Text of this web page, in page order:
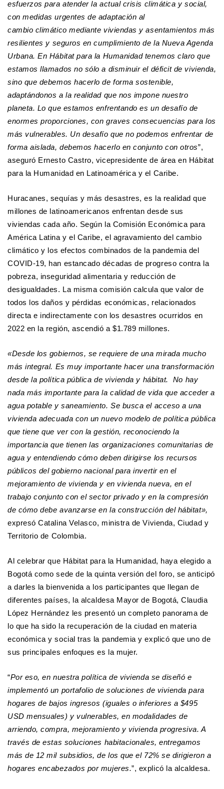
esfuerzos para atender la actual crisis climática y social,
con medidas urgentes de adaptación al
cambio climático mediante viviendas y asentamientos más
resilientes y seguros en cumplimiento de la Nueva Agenda
Urbana.​ En Hábitat para la Humanidad tenemos claro que
estamos llamados no sólo a disminuir el déficit de vivienda,
sino que debemos hacerlo de forma sostenible,
adaptándonos a la realidad que nos impone nuestro
planeta. Lo que estamos enfrentando es un desafío de
enormes proporciones, con graves consecuencias para los
más vulnerables. Un desafío que no podemos enfrentar de
forma aislada, debemos hacerlo en conjunto con otros”,
aseguró Ernesto Castro, vicepresidente de área en Hábitat
para la Humanidad en Latinoamérica y el Caribe.
Huracanes, sequías y más desastres, es la realidad que
millones de latinoamericanos enfrentan desde sus
viviendas cada año. Según la Comisión Económica para
América Latina y el Caribe, el agravamiento del cambio
climático y los efectos combinados de la pandemia del
COVID-19, han estancado décadas de progreso contra la
pobreza, inseguridad alimentaria y reducción de
desigualdades. La misma comisión calcula que valor de
todos los daños y pérdidas económicas, relacionados
directa e indirectamente con los desastres ocurridos en
2022 en la región, ascendió a $1.789 millones.
«Desde los gobiernos, se requiere de una mirada mucho
más integral. Es muy importante hacer una transformación
desde la política pública de vivienda y hábitat. No hay
nada más importante para la calidad de vida que acceder a
agua potable y saneamiento. Se busca el acceso a una
vivienda adecuada con un nuevo modelo de política pública
que tiene que ver con la gestión, reconociendo la
importancia que tienen las organizaciones comunitarias de
agua y entendiendo cómo deben dirigirse los recursos
públicos del gobierno nacional para invertir en el
mejoramiento de vivienda y en vivienda nueva, en el
trabajo conjunto con el sector privado y en la compresión
de cómo debe avanzarse en la construcción del hábitat»,
expresó Catalina Velasco, ministra de Vivienda, Ciudad y
Territorio de Colombia.
Al celebrar que Hábitat para la Humanidad, haya elegido a
Bogotá como sede de la quinta versión del foro, se anticipó
a darles la bienvenida a los participantes que llegan de
diferentes países, la alcaldesa Mayor de Bogotá, Claudia
López Hernández les presentó un completo panorama de
lo que ha sido la recuperación de la ciudad en materia
económica y social tras la pandemia y explicó que uno de
sus principales enfoques es la mujer.
“Por eso, en nuestra política de vivienda se diseñó e
implementó un portafolio de soluciones de vivienda para
hogares de bajos ingresos (iguales o inferiores a $495
USD mensuales) y vulnerables, en modalidades de
arriendo, compra, mejoramiento y vivienda progresiva. A
través de estas soluciones habitacionales, entregamos
más de 12 mil subsidios, de los que el 72% se dirigieron a
hogares encabezados por mujeres.”, explicó la alcaldesa.